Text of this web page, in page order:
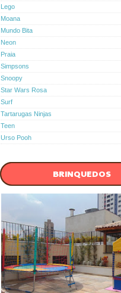
Lego
Moana
Mundo Bita
Neon
Praia
Simpsons
Snoopy
Star Wars Rosa
Surf
Tartarugas Ninjas
Teen
Urso Pooh
BRINQUEDOS